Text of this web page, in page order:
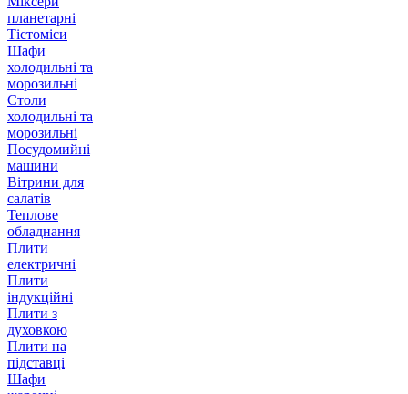
планетарні
Тістоміси
Шафи
холодильні та
морозильні
Столи
холодильні та
морозильні
Посудомийні
машини
Вітрини для
салатів
Теплове
обладнання
Плити
електричні
Плити
індукційні
Плити з
духовкою
Плити на
підставці
Шафи